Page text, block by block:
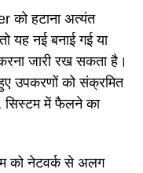
को हटाना अत्यंत
यह नई बनाई गई या
जारी रख सकता है।
उपकरणों को संक्रमित
में फैलने का
को नेटवर्क से अलग